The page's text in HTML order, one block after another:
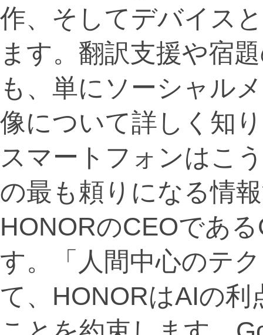
作、そしてデバイス
ます。翻訳支援や宿
も、単にソーシャル
像について詳しく知
スマートフォンはこ
の最も頼りになる情
HONORのCEOであ
す。「人間中心のテ
て、HONORはAIの